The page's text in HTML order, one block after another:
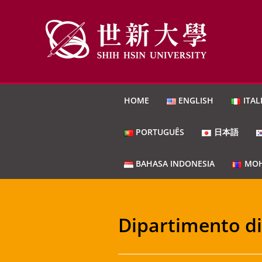
HOME ENGLISH
PORTUGUÊS 日本語
BAHASA INDONESIA
Dipartimento